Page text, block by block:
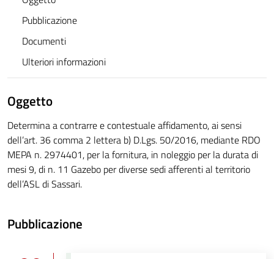
Pubblicazione
Documenti
Ulteriori informazioni
Oggetto
Determina a contrarre e contestuale affidamento, ai sensi
dell’art. 36 comma 2 lettera b) D.Lgs. 50/2016, mediante RDO
MEPA n. 2974401, per la fornitura, in noleggio per la durata di
mesi 9, di n. 11 Gazebo per diverse sedi afferenti al territorio
dell’ASL di Sassari.
Pubblicazione